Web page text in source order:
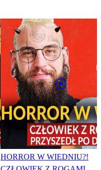
HORROR W WIEDNIU?!